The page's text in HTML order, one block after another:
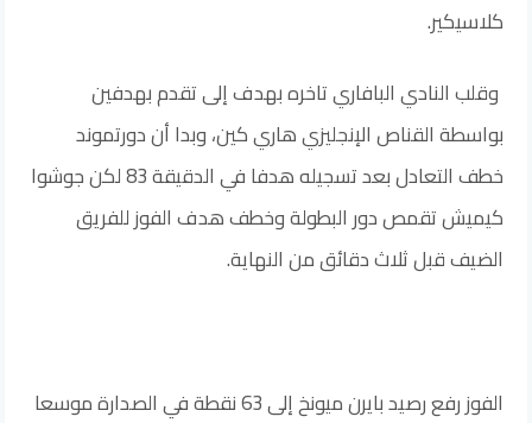
كلاسيكير.
وقلب النادي البافاري تاخره بهدف إلى تقدم بهدفين
بواسطة القناص الإنجليزي هاري كين، وبدا أن دورتموند
خطف التعادل بعد تسجيله هدفا في الدقيقة 83 لكن جوشوا
كيميش تقمص دور البطولة وخطف هدف الفوز للفريق
الضيف قبل ثلاث دقائق من النهاية.
الفوز رفع رصيد بايرن ميونخ إلى 63 نقطة في الصدارة موسعا